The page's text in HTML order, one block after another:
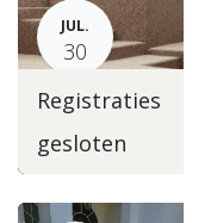
JUL.
30
Registraties
gesloten